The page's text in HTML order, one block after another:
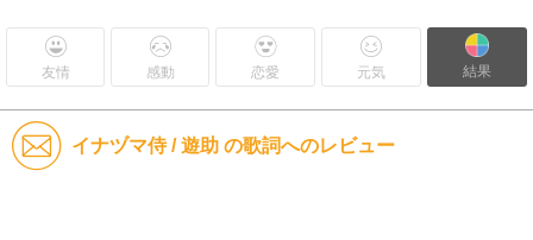
友情 感動 恋愛 元気 結果
イナヅマ侍 / 遊助 の歌詞へのレビュー